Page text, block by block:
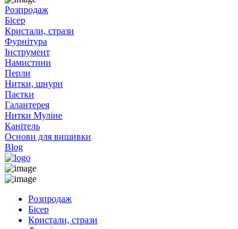
Розпродаж
Бісер
Кристали, стрази
Фурнітура
Інструмент
Намистини
Перли
Нитки, шнури
Паєтки
Галантерея
Нитки Муліне
Канітель
Основи для вишивки
Blog
Розпродаж
Бісер
Кристали, стрази